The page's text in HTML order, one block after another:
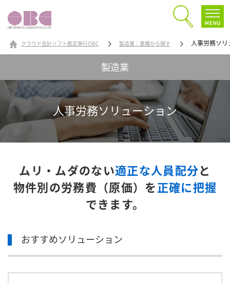
クラウド会計ソフト勘定奉行OBC 製造業｜業種から探す 人事労務ソリ
製造業
人事労務ソリューション
ムリ・ムダのない適正な人員配分 と
物件別の労務費（原価）を 正確に把握
できます。
おすすめソリューション